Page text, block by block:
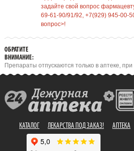
задайте свой вопрос
69-61-90/91/92, +7(929) 945-00-
вопрос>!
ОБРАТИТЕ
ВНИМАНИЕ:
Препараты отпускаются только в аптеке,
КАТАЛОГ ЛЕКАРСТВА ПОД ЗАКАЗ! АПТЕКА